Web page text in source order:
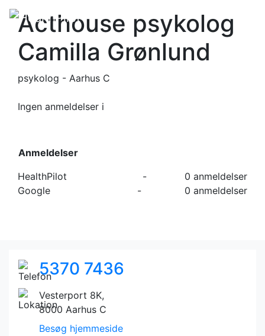
Acthouse psykolog
Camilla Grønlund
psykolog - Aarhus C
Ingen anmeldelser i
Anmeldelser
HealthPilot
-
0 anmeldelser
Google
- 0 anmeldelser
5370 7436
Vesterport 8K,
8000 Aarhus C
Besøg hjemmeside